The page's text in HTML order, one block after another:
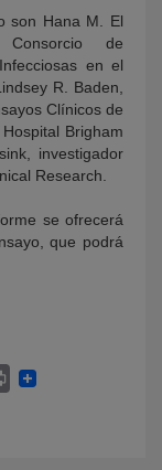
son Hana M. El
de
en el
R. Baden,
Clínicos de
Brigham
investigador
Research.
se ofrecerá
que podrá